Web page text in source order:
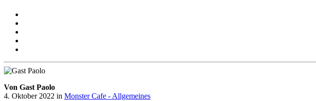
Von Gast Paolo
4. Oktober 2022 in Monster Cafe - Allgemeines